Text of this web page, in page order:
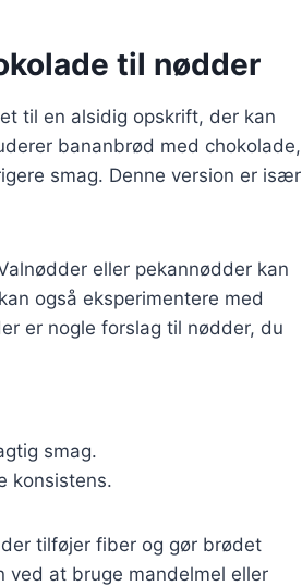
til nødder
til en alsidig opskrift, der kan
bananbrød med chokolade,
smag. Denne version er især
eller pekannødder kan
også eksperimentere med
er nogle forslag til nødder, du
smag.
konsistens.
tilføjer fiber og gør brødet
at bruge mandelmel eller